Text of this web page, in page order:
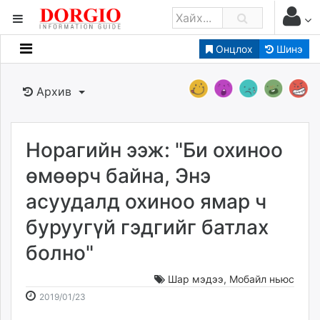
Онцлох Шинэ
Мэдээллийн
Банк санхүү
Бизнес ААН
Төрийн
Нийслэлийн
dorgio.mn
Gogo.mn
caak.mn
news.mn
Baabar.mn
Архив
Норагийн ээж: "Би охиноо
өмөөрч байна, Энэ
асуудалд охиноо ямар ч
буруугүй гэдгийг батлах
болно"
Шар мэдээ, Мобайл ньюс
2019/01/23